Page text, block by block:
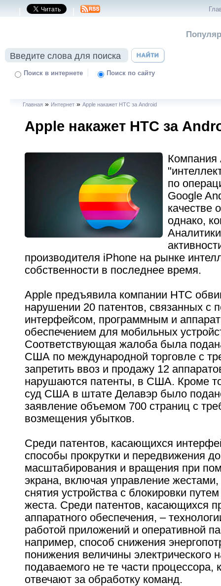
| |
Поиск в интернете | Поиск по сайту
Главная » Интернет »Apple накажет HTC за Android
Apple накажет HTC за
Компания
по
Google
качестве
однако,
производителя iPhone на рынке
собственности в последнее время.
Apple предъявила компании HTC
нарушении 20 патентов, связанных с
интерфейсом, программным и
обеспечением для мобильных
Соответствующая жалоба была
США по международной торговле с
запретить ввоз и продажу 12
нарушаются патенты, в США. Кроме
суд США в штате Делавэр было
заявление объемом 700 страниц с
возмещения убытков.
Среди патентов, касающихся
способы прокрутки и передвижения
масштабирования и вращения при
экрана, включая управление
снятия устройства с блокировки
жеста. Среди патентов, касающихся
аппаратного обеспечения, –
работой приложений и оперативной
например, способ снижения
понижения величины электрического
подаваемого не те части процессора,
отвечают за обработку команд.